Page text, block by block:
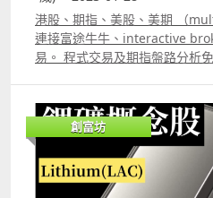
港股、期指、美股、美期 （
連接富途牛牛、interactive
易。 程式交易及期指盤路分析
標更有效 期指盤路分析例子講
巧及程式應用 如何利用程式做
化指標 利用程式選出強勢美
Multicharts14連接證券行
whatspp 69091306 或電郵
創富坊